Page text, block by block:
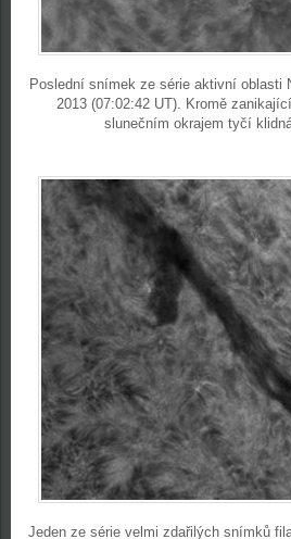
Poslední snímek ze série aktivní oblasti
2013 (07:02:42 UT). Kromě
slunečním okrajem tyčí
Jeden ze série velmi zdařilých snímků